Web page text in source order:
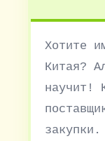
Хотите
Китая?
научит!
закупки.